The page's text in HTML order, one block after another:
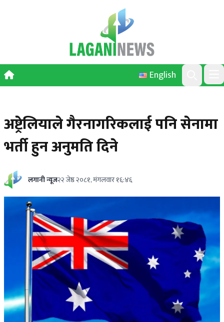
English
Search
अष्ट्रेलियाले गैरनागरिकलाई पनि सेनामा
भर्ती हुन अनुमति दिने
लगानी न्यूज२२ जेष्ठ २०८१, मंगलवार १६:४६